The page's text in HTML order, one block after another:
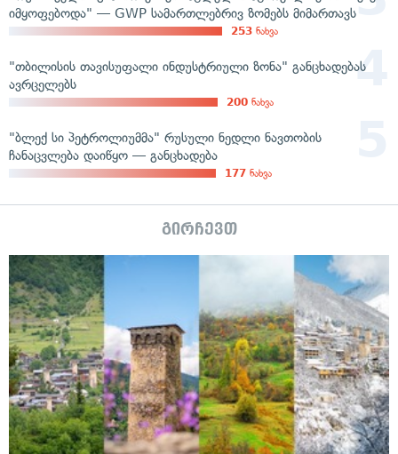
იმყოფებოდა" — GWP სამართლებრივ ზომებს მიმართავს
253 ნახვა
"თბილისის თავისუფალი ინდუსტრიული ზონა" განცხადებას
ავრცელებს
200 ნახვა
"ბლექ სი პეტროლიუმმა" რუსული ნედლი ნავთობის
ჩანაცვლება დაიწყო — განცხადება
177 ნახვა
გირჩევთ